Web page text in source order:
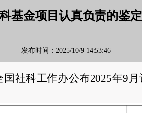
基金项目认真负责的鉴
发布时间：2025/10/9 14:53:46
国社科工作办公布2025年9